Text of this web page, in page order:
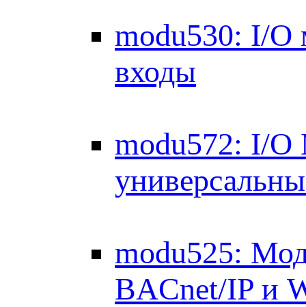
modu530: I/O
входы
modu572: I/O
modu525:
BACnet/IP и